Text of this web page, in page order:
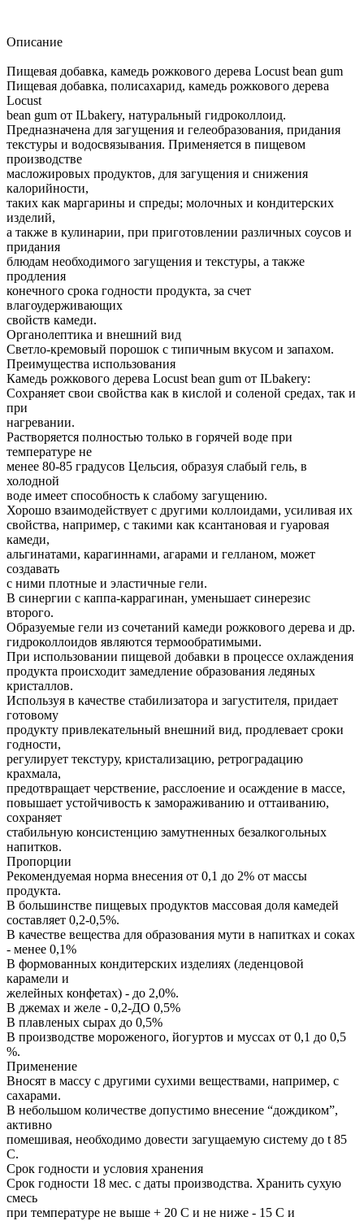
Описание
Пищевая добавка, камедь рожкового дерева Locust bean gum
Пищевая добавка, полисахарид, камедь рожкового дерева
Locust
bean gum от ILbakery, натуральный гидроколлоид.
Предназначена для загущения и гелеобразования, придания
текстуры и водосвязывания. Применяется в пищевом
производстве
масложировых продуктов, для загущения и снижения
калорийности,
таких как маргарины и спреды; молочных и кондитерских
изделий,
а также в кулинарии, при приготовлении различных соусов и
придания
блюдам необходимого загущения и текстуры, а также
продления
конечного срока годности продукта, за счет
влагоудерживающих
свойств камеди.
Органолептика и внешний вид
Светло-кремовый порошок с типичным вкусом и запахом.
Преимущества использования
Камедь рожкового дерева Locust bean gum от ILbakery:
Сохраняет свои свойства как в кислой и соленой средах, так и
при
нагревании.
Растворяется полностью только в горячей воде при
температуре не
менее 80-85 градусов Цельсия, образуя слабый гель, в
холодной
воде имеет способность к слабому загущению.
Хорошо взаимодействует с другими коллоидами, усиливая их
свойства, например, с такими как ксантановая и гуаровая
камеди,
альгинатами, карагиннами, агарами и гелланом, может
создавать
с ними плотные и эластичные гели.
В синергии с каппа-каррагинан, уменьшает синерезис
второго.
Образуемые гели из сочетаний камеди рожкового дерева и др.
гидроколлоидов являются термообратимыми.
При использовании пищевой добавки в процессе охлаждения
продукта происходит замедление образования ледяных
кристаллов.
Используя в качестве стабилизатора и загустителя, придает
готовому
продукту привлекательный внешний вид, продлевает сроки
годности,
регулирует текстуру, кристализацию, ретроградацию
крахмала,
предотвращает черствение, расслоение и осаждение в массе,
повышает устойчивость к замораживанию и оттаиванию,
сохраняет
стабильную консистенцию замутненных безалкогольных
напитков.
Пропорции
Рекомендуемая норма внесения от 0,1 до 2% от массы
продукта.
В большинстве пищевых продуктов массовая доля камедей
составляет 0,2-0,5%.
В качестве вещества для образования мути в напитках и соках
- менее 0,1%
В формованных кондитерских изделиях (леденцовой
карамели и
желейных конфетах) - до 2,0%.
В джемах и желе - 0,2-ДО 0,5%
В плавленых сырах до 0,5%
В производстве мороженого, йогуртов и муссах от 0,1 до 0,5
%.
Применение
Вносят в массу с другими сухими веществами, например, с
сахарами.
В небольшом количестве допустимо внесение “дождиком”,
активно
помешивая, необходимо довести загущаемую систему до t 85
С.
Срок годности и условия хранения
Срок годности 18 мес. с даты производства. Хранить сухую
смесь
при температуре не выше + 20 С и не ниже - 15 С и